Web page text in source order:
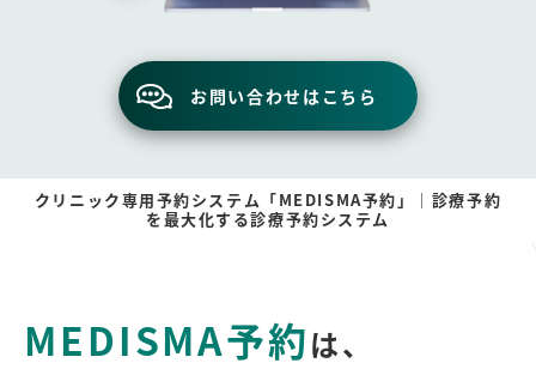
お問い合わせはこちら
クリニック専用予約システム「MEDISMA予約」｜診療予約
を最大化する診療予約システム
MEDISMA予約は、